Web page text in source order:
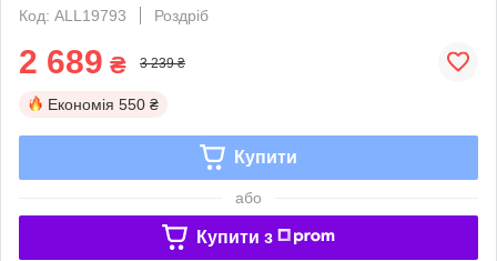
Код: ALL19793
Роздріб
2 689 ₴ 3 239 ₴
Економія 550 ₴
Купити
або
Купити з